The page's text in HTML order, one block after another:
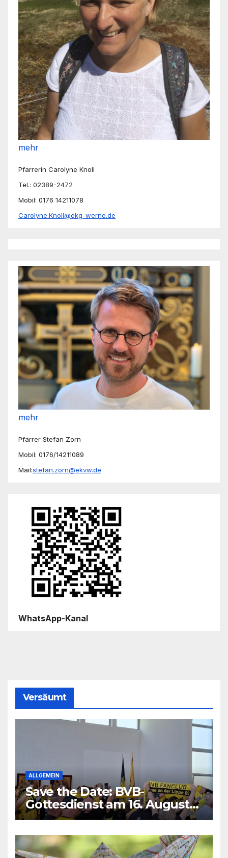
mehr
Pfarrerin Carolyne Knoll
Tel.: 02389-2472
Mobil: 0176 14211078
Carolyne.Knoll@ekg-werne.de
mehr
Pfarrer Stefan Zorn
Mobil: 0176/14211089
Mail:stefan.zorn@ekvw.de
WhatsApp-Kanal
Versäumt
ALLGEMEIN
Save the Date: BVB-
Gottesdienst am 16. August
2026